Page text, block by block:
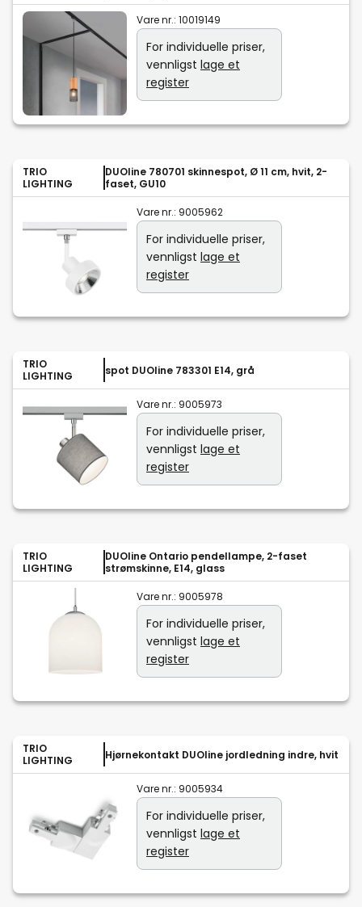
Vare nr.: 10019149
For individuelle priser,
vennligst lage et
register
TRIO
LIGHTING
DUOline 780701 skinnespot, Ø 11 cm, hvit, 2-
faset, GU10
Vare nr.: 9005962
For individuelle priser,
vennligst lage et
register
TRIO
LIGHTING
spot DUOline 783301 E14, grå
Vare nr.: 9005973
For individuelle priser,
vennligst lage et
register
TRIO
LIGHTING
DUOline Ontario pendellampe, 2-faset
strømskinne, E14, glass
Vare nr.: 9005978
For individuelle priser,
vennligst lage et
register
TRIO
LIGHTING
Hjørnekontakt DUOline jordledning indre, hvit
Vare nr.: 9005934
For individuelle priser,
vennligst lage et
register